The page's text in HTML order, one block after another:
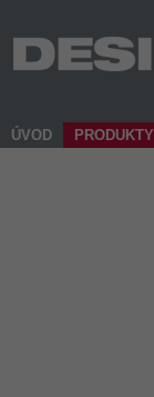
ÚVOD PRODUKTY